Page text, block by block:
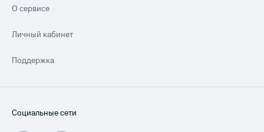
О сервисе
Личный кабинет
Поддержка
Социальные сети